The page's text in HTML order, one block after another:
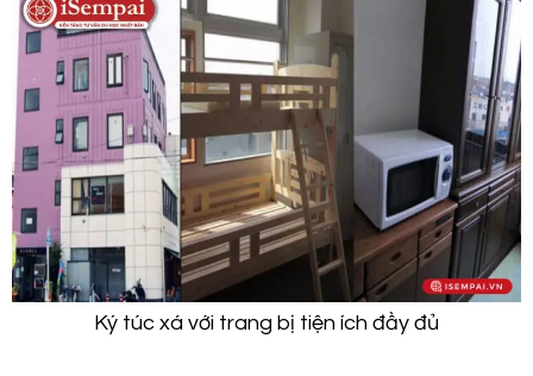
Ký túc xá với trang bị tiện ích đầy đủ